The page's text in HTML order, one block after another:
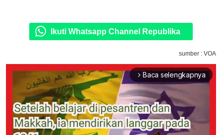
Ikuti Whatsapp Channel Republika
sumber : VOA
arrow_forward_ios Baca selengkapnya